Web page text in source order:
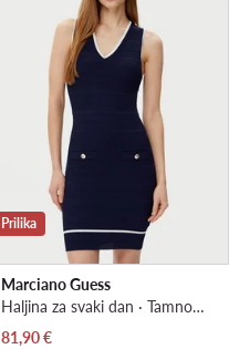
Prilika
Marciano Guess
Haljina za svaki dan · Tamnoplava · Mini
Trenutna cijena
81,90€